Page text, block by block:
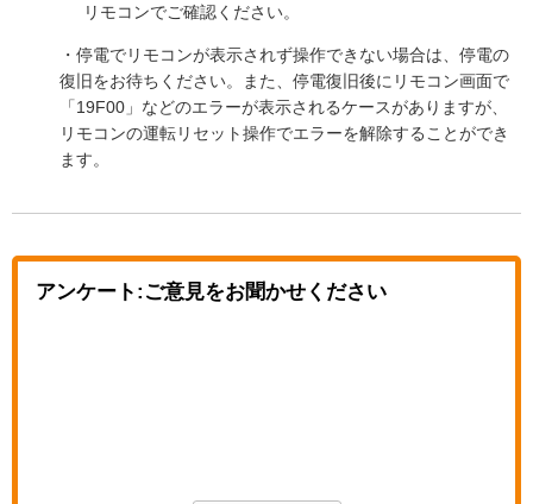
リモコンでご確認ください。
・停電でリモコンが表示されず操作できない場合は、停電の
復旧をお待ちください。また、停電復旧後にリモコン画面で
「19F00」などのエラーが表示されるケースがありますが、
リモコンの運転リセット操作でエラーを解除することができ
ます。
アンケート:ご意見をお聞かせください